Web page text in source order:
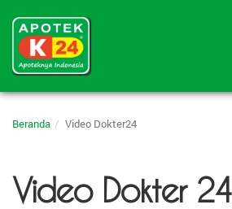
Beranda Video Dokter24
Video Dokter 24